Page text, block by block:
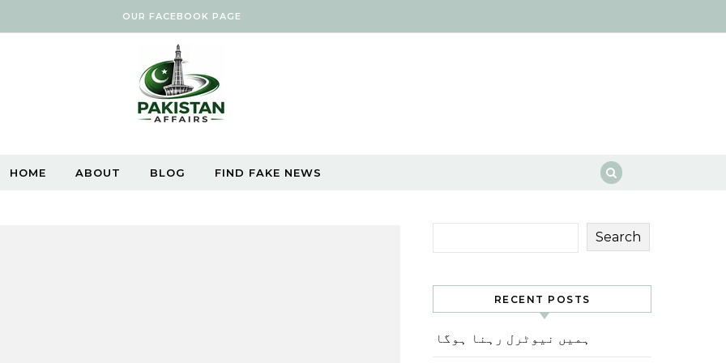
OUR FACEBOOK PAGE
HOME ABOUT BLOG FIND FAKE NEWS
Search
RECENT POSTS
ہمیں نیوٹرل رہنا ہوگا